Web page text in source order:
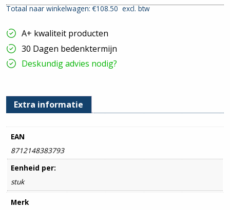
mm
trekdraad
|
Rol
50
mtr
hoeveelheid
Totaal naar winkelwagen: €108.50excl. btw
A+ kwaliteit producten
30 Dagen bedenktermijn
Deskundig advies nodig?
Extra informatie
EAN
8712148383793
Eenheid per:
stuk
Merk